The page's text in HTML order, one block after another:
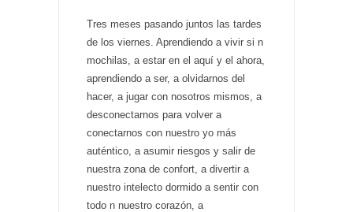
Tres meses pasando juntos las tardes
de los viernes. Aprendiendo a vivir si n
mochilas, a estar en el aquí y el ahora,
aprendiendo a ser, a olvidarnos del
hacer, a jugar con nosotros mismos, a
desconectarnos para volver a
conectarnos con nuestro yo más
auténtico, a asumir riesgos y salir de
nuestra zona de confort, a divertir a
nuestro intelecto dormido a sentir con
todo n nuestro corazón, a